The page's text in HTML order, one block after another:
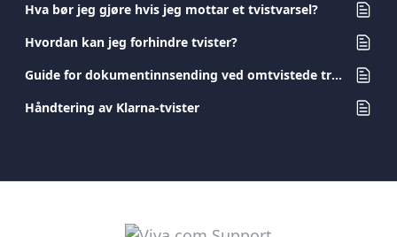
Hva bør jeg gjøre hvis jeg mottar et tvistvarsel?
Hvordan kan jeg forhindre tvister?
Guide for dokumentinnsending ved omtvistede transaksjoner for selgere
Håndtering av Klarna-tvister